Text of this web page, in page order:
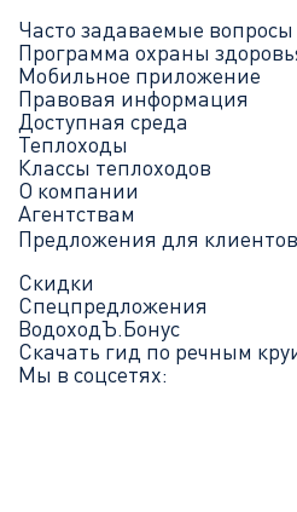
Часто задаваемые вопросы
Программа охраны
Мобильное приложение
Правовая информация
Доступная среда
Теплоходы
Классы теплоходов
О компании
Агентствам
Предложения для
Скидки
Спецпредложения
ВодоходЪ.Бонус
Скачать гид по речным
Мы в соцсетях: